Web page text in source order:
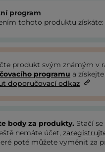
program
tohoto produktu získáte:
produkt svým známým v
programu a získejte
doporučovací odkaz
body za produkty. Stačí se
nemáte účet,
poté můžete vyměnit za